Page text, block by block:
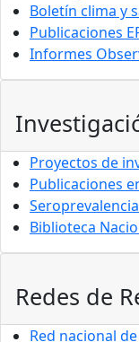
Boletín clima y
Publicaciones
Informes
Proyectos de
Publicaciones
Biblioteca
Redes de
Red nacional